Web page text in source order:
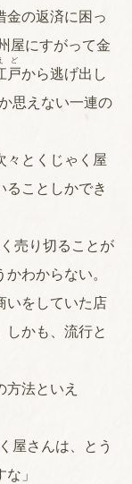
金の返済に困っ
屋にすがって金
戸
ど
から逃げ出し
思えない一連の
とくじゃく屋
ることしかでき
売り切ることが
わからない。
いをしていた店
しかも、流行と
法といえ
屋さんは、とう
」